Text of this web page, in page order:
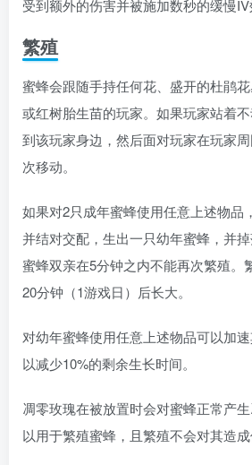
受到额外的伤害并被施加数秒的缓慢IV
繁殖
蜜蜂会跟随手持任何花、盛开的杜鹃
或红树胎生苗的玩家。如果玩家站着
到该玩家身边，然后面对玩家在玩家
次移动。
如果对2只成年蜜蜂使用任意上述物品
并结对交配，生出一只幼年蜜蜂，并
蜜蜂双亲在5分钟之内不能再次繁殖。
20分钟（1游戏日）后长大。
对幼年蜜蜂使用任意上述物品可以加
以减少10%的剩余生长时间。
凋零玫瑰在被放置时会对蜜蜂正常产
以用于繁殖蜜蜂，且繁殖不会对其造成